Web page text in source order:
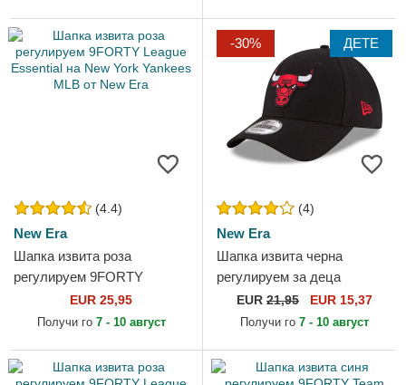
(4.4)
New Era
Шапка извита роза
регулируем 9FORTY
League Essential на New
York Yankees MLB от New
EUR 25,95
Получи го 7 - 10 август
-30% ДЕТЕ
(4)
New Era
Шапка извита черна
регулируем за деца
9FORTY The League на
Chicago Bulls NBA от New
EUR 21,95 EUR 15,37
Получи го 7 - 10 август